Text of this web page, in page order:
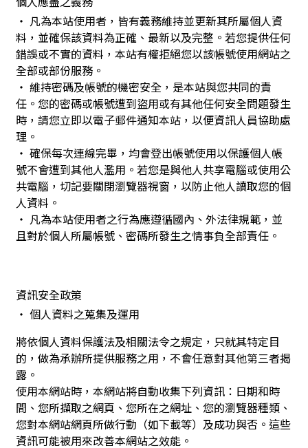
‧ 凡為本站使用者，皆有義務維持並更新其所屬個人資
料，並確保該資料為正確、最新以及完整。若您提供任何
錯誤或不實的資料，本站有權拒絕您以該帳號使用網站之
全部或部份服務。
‧ 維持密碼及帳號的機密安全，是本站與您共同的責
任。您的密碼或帳號遭到盜用或有其他任何安全問題發生
時，請您立即以電子郵件通知本站，以便資訊人員協助處
理。
‧ 確保每次連線完畢，均會登出帳號使用以保護個人帳
號不會遭到其他人濫用。若您是與他人共享電腦或使用公
共電腦，切記要關閉瀏覽器視窗，以防止他人讀取您的個
人資料。
‧ 凡為本站使用者之行為應遵循國內、外法律規範，並
且對於個人所屬帳號、密碼所發生之情事負全部責任。
資訊安全政策
‧ 個人資料之蒐集及運用
將依個人資料保護法及相關法令之規定，只就其特定目
的，做為承辦所提供服務之用，不會任意對其他第三者揭
露。
使用本網站時，本網站將自動收集下列資訊：日期和時
間、您所擷取之網頁、您所在之網址、您的瀏覽器種類、
您對本網站網頁所做行動（如下載等）及成功與否。這些
資訊可能被用來改善本網站之效能。